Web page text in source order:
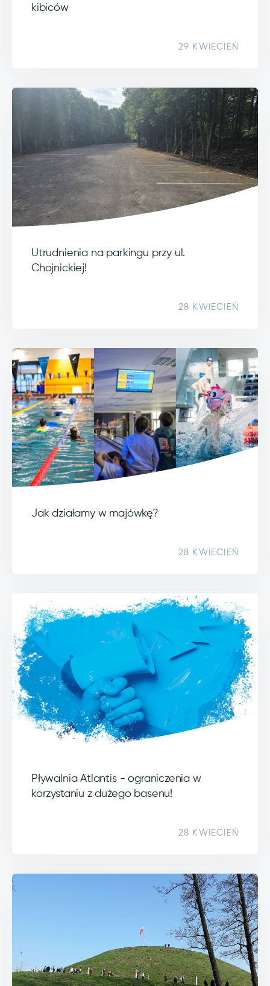
kibiców
29 KWIECIEŃ
Utrudnienia na parkingu przy ul.
Chojnickiej!
28 KWIECIEŃ
Jak działamy w majówkę?
28 KWIECIEŃ
Pływalnia Atlantis - ograniczenia w
korzystaniu z dużego basenu!
28 KWIECIEŃ